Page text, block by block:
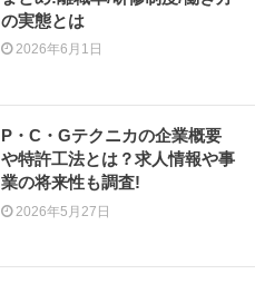
の実態とは
2026年6月1日
P・C・Gテクニカの企業概要
や特許工法とは？求人情報や事
業の将来性も調査!
2026年5月27日